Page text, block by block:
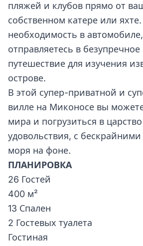
пляжей и клубов прямо от
собственном катере или
необходимость в
отправляетесь в
путешествие для изучения
острове.
В этой супер-приватной и
вилле на Миконосе вы
мира и погрузиться в
удовольствия, с
моря на фоне.
ПЛАНИРОВКА
26 Гостей
400 м²
13 Спален
2 Гостевых туалета
Гостиная